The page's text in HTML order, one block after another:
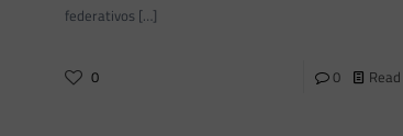
federativos […]
0 0